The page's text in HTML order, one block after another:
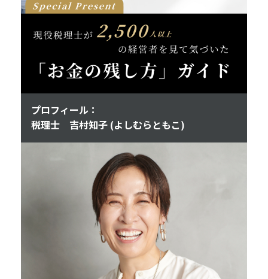
プロフィール：
税理士 吉村知子 (よしむらともこ)